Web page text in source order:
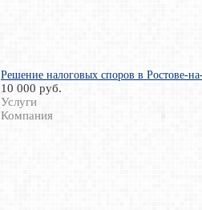
Решение налоговых споров в Ростове-
10 000 руб.
Услуги
Компания